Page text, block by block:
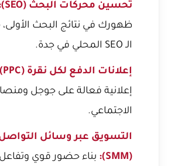
تحسين محركات البحث (SEO):
ظهورك في نتائج البحث الأولى،
الـ SEO المحلي في جدة.
إعلانات الدفع لكل نقرة (PPC):
إعلانية فعالة على جوجل
الاجتماعي.
التسويق عبر وسائل
(SMM):
بناء حضور قوي